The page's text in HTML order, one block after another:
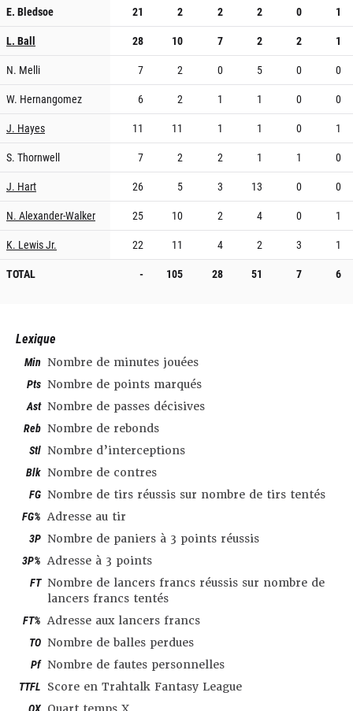
E. Bledsoe
21 2 2 2 0
1
L. Ball
28 10 7 2 2
1
N. Melli
7 2 0 5 0
0
W. Hernangomez
6 2 1 1 0
0
J. Hayes
11 11 1 1 0
1
S. Thornwell
7 2 2 1 1
0
J. Hart
26 5 3 13 0
0
N. Alexander-Walker
25 10 2 4 0
1
K. Lewis Jr.
22 11 4 2 3
1
TOTAL
- 105 28 51 7 6
Lexique
Min Nombre de minutes jouées
Pts Nombre de points marqués
Ast Nombre de passes décisives
Reb Nombre de rebonds
Stl Nombre d’interceptions
Blk Nombre de contres
FG Nombre de tirs réussis sur nombre de tirs tentés
FG% Adresse au tir
3P Nombre de paniers à 3 points réussis
3P% Adresse à 3 points
FT Nombre de lancers francs réussis sur nombre de
lancers francs tentés
FT% Adresse aux lancers francs
TO Nombre de balles perdues
Pf Nombre de fautes personnelles
TTFL Score en Trahtalk Fantasy League